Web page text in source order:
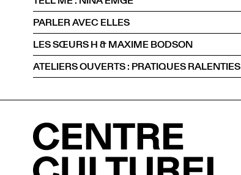
PARLER AVEC ELLES
LES SŒURS H & MAXIME BODSON
ATELIERS OUVERTS : PRATIQUES RALENTIES